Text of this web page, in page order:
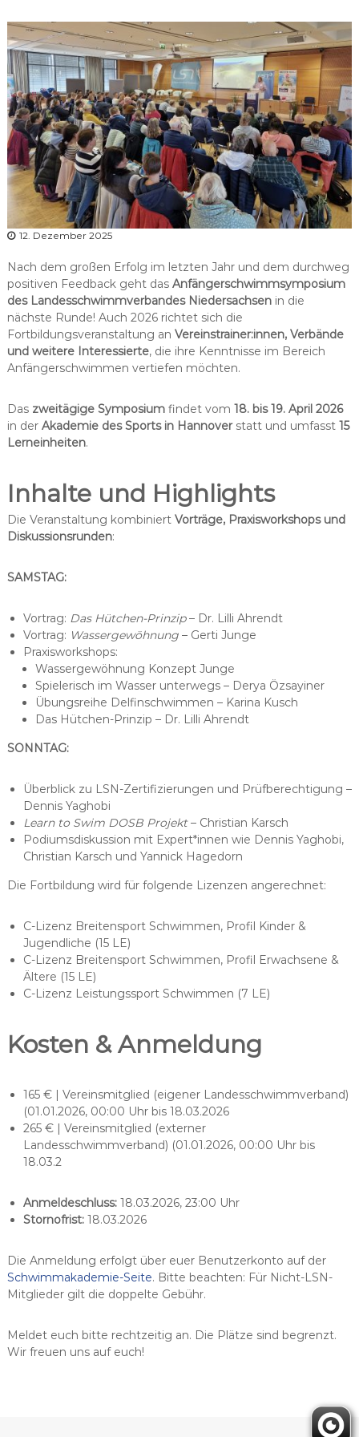
b
a
n
d
N
i
e
d
e
r
a
h
s
e
n
12. Dezember 2025
Nach dem großen Erfolg im letzten Jahr und dem durchweg
positiven Feedback geht das Anfängerschwimmsymposium
des Landesschwimmverbandes Niedersachsenin die
nächste Runde! Auch 2026 richtet sich die
Fortbildungsveranstaltung an Vereinstrainer:innen, Verbände
und weitere Interessierte, die ihre Kenntnisse im Bereich
Anfängerschwimmen vertiefen möchten.
Das zweitägige Symposiumfindet vom 18. bis 19. April 2026
in der Akademie des Sports in Hannoverstatt und umfasst 15
Lerneinheiten.
Inhalte und Highlights
Die Veranstaltung kombiniert Vorträge, Praxisworkshops und
Diskussionsrunden:
SAMSTAG:
Vortrag: Das Hütchen-Prinzip– Dr. Lilli Ahrendt
Vortrag: Wassergewöhnung– Gerti Junge
Praxisworkshops:
Wassergewöhnung Konzept Junge
Spielerisch im Wasser unterwegs – Derya Özsayiner
Übungsreihe Delfinschwimmen – Karina Kusch
Das Hütchen-Prinzip – Dr. Lilli Ahrendt
SONNTAG:
Überblick zu LSN-Zertifizierungen und Prüfberechtigung –
Dennis Yaghobi
Learn to Swim DOSB Projekt– Christian Karsch
Podiumsdiskussion mit Expert*innen wie Dennis Yaghobi,
Christian Karsch und Yannick Hagedorn
Die Fortbildung wird für folgende Lizenzen angerechnet:
C-Lizenz Breitensport Schwimmen, Profil Kinder &
Jugendliche (15 LE)
C-Lizenz Breitensport Schwimmen, Profil Erwachsene &
Ältere (15 LE)
C-Lizenz Leistungssport Schwimmen (7 LE)
Kosten & Anmeldung
165 € | Vereinsmitglied (eigener Landesschwimmverband)
(01.01.2026, 00:00 Uhr bis 18.03.2026
265 € | Vereinsmitglied (externer
Landesschwimmverband) (01.01.2026, 00:00 Uhr bis
18.03.2
Anmeldeschluss:18.03.2026, 23:00 Uhr
Stornofrist:18.03.2026
Die Anmeldung erfolgt über euer Benutzerkonto auf der
Schwimmakademie-Seite. Bitte beachten: Für Nicht-LSN-
Mitglieder gilt die doppelte Gebühr.
Meldet euch bitte rechtzeitig an. Die Plätze sind begrenzt.
Wir freuen uns auf euch!